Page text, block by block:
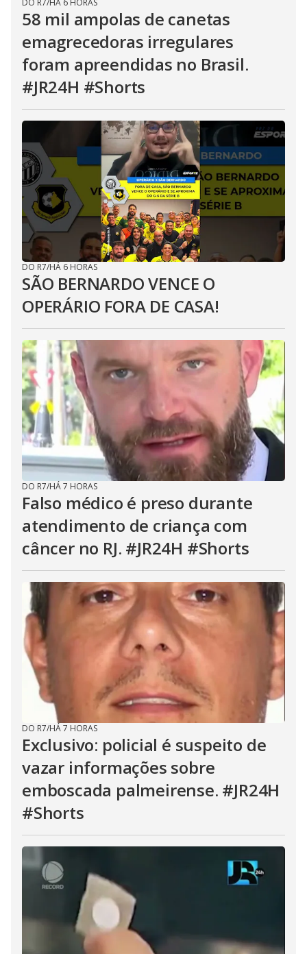
DO R7/HÁ 6 HORAS
58 mil ampolas de canetas
emagrecedoras irregulares
foram apreendidas no Brasil.
#JR24H #Shorts
DO R7/HÁ 6 HORAS
SÃO BERNARDO VENCE O
OPERÁRIO FORA DE CASA!
DO R7/HÁ 7 HORAS
Falso médico é preso durante
atendimento de criança com
câncer no RJ. #JR24H #Shorts
DO R7/HÁ 7 HORAS
Exclusivo: policial é suspeito de
vazar informações sobre
emboscada palmeirense. #JR24H
#Shorts